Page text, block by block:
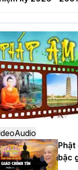
Nội: Long trọng
Trung tâm văn
Nội: Ngày tu học
sinh hoạt Phật
XIV tại chùa Bằng
yêu thương
Audio
Phật
bậc